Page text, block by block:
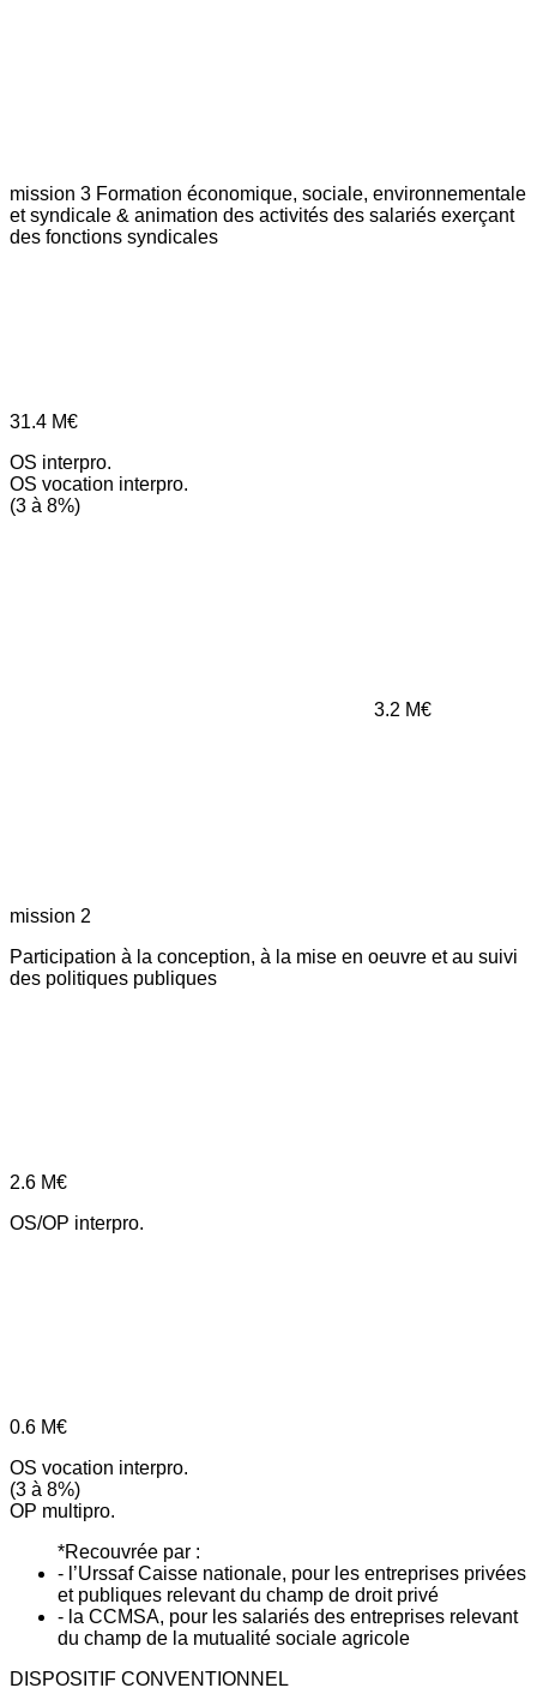
mission 3 Formation économique, sociale, environnementale
et syndicale & animation des activités des salariés exerçant
des fonctions syndicales
31.4 M€
OS interpro.
OS vocation interpro.
(3 à 8%)
3.2 M€
mission 2
Participation à la conception, à la mise en oeuvre et au suivi
des politiques publiques
2.6 M€
OS/OP interpro.
0.6 M€
OS vocation interpro.
(3 à 8%)
OP multipro.
*Recouvrée par :
- l’Urssaf Caisse nationale, pour les entreprises privées
et publiques relevant du champ de droit privé
- la CCMSA, pour les salariés des entreprises relevant
du champ de la mutualité sociale agricole
DISPOSITIF CONVENTIONNEL